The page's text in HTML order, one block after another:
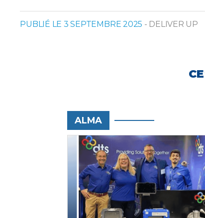
PUBLIÉ LE 3 SEPTEMBRE 2025 - DELIVER UP
ALMA